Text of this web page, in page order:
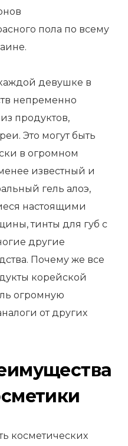
пола по всему
девушке в
непременно
продуктов,
Это могут быть
в огромном
известный и
гель алоэ,
настоящими
тинты для губ с
другие
Почему же все
корейской
огромную
от других
косметических